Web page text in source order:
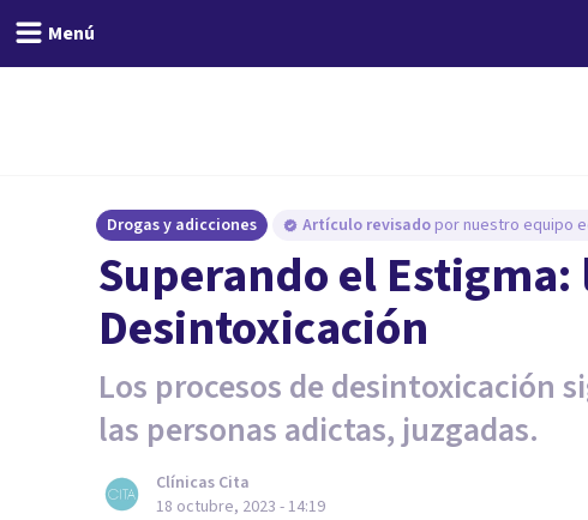
Menú
Drogas y adicciones Artículo revisado por nuestro equipo
Superando el
Desintoxicación
Los procesos de desintoxicación
las personas adictas, juzgadas.
Clínicas Cita
18 octubre, 2023 - 14:19